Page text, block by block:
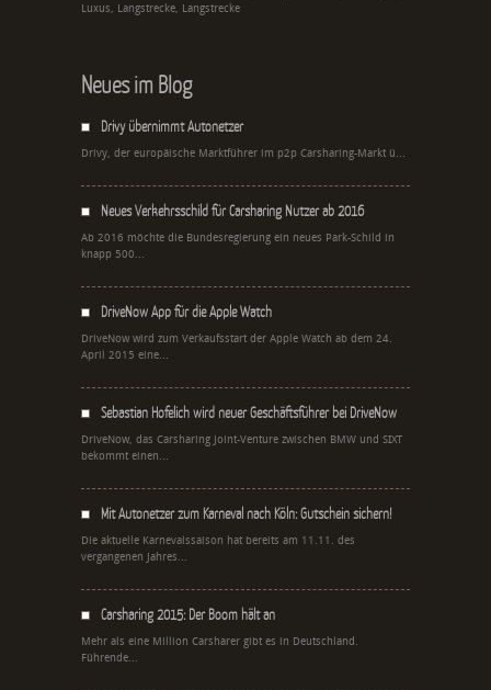
Luxus, Langstrecke, Langstrecke
Neues im Blog
Drivy übernimmt Autonetzer
Drivy, der europäische Marktführer im p2p Carsharing-Markt ü...
Neues Verkehrsschild für Carsharing Nutzer ab 2016
Ab 2016 möchte die Bundesregierung ein neues Park-Schild in
knapp 500...
DriveNow App für die Apple Watch
DriveNow wird zum Verkaufsstart der Apple Watch ab dem 24.
April 2015 eine...
Sebastian Hofelich wird neuer Geschäftsführer bei DriveNow
DriveNow, das Carsharing Joint-Venture zwischen BMW und SIXT
bekommt einen...
Mit Autonetzer zum Karneval nach Köln: Gutschein sichern!
Die aktuelle Karnevalssaison hat bereits am 11.11. des
vergangenen Jahres...
Carsharing 2015: Der Boom hält an
Mehr als eine Million Carsharer gibt es in Deutschland.
Führende...